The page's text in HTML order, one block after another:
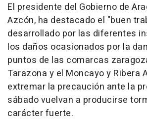
El presidente del Gobierno de
Azcón, ha destacado el "buen
desarrollado por las diferentes
los daños ocasionados por la
puntos de las comarcas
Tarazona y el Moncayo y Ribera
extremar la precaución ante la
sábado vuelvan a producirse
carácter fuerte.